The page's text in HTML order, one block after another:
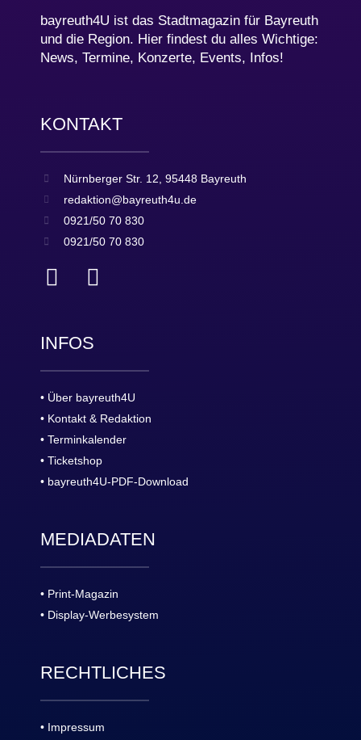
bayreuth4U ist das Stadtmagazin für Bayreuth
und die Region. Hier findest du alles Wichtige:
News, Termine, Konzerte, Events, Infos!
KONTAKT
Nürnberger Str. 12, 95448 Bayreuth
redaktion@bayreuth4u.de
0921/50 70 830
0921/50 70 830
INFOS
• Über bayreuth4U
• Kontakt & Redaktion
• Terminkalender
• Ticketshop
• bayreuth4U-PDF-Download
MEDIADATEN
• Print-Magazin
• Display-Werbesystem
RECHTLICHES
• Impressum